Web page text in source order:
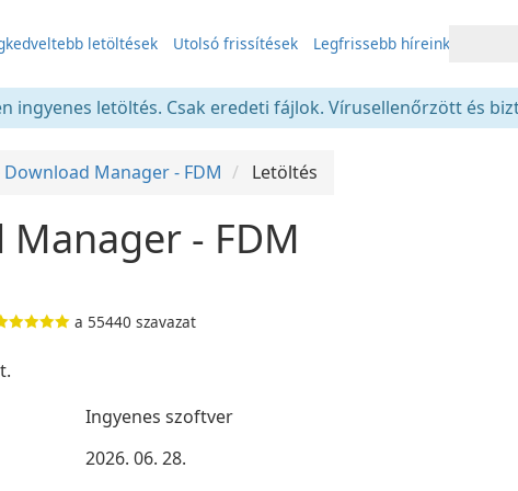
letöltések Utolsó frissítések Legfrissebb híreink
ingyenes letöltés. Csak eredeti fájlok. Vírusellenőrzött és
Download Manager - FDM Letöltés
- FDM
a 55440 szavazat
Ingyenes szoftver
2026. 06. 28.